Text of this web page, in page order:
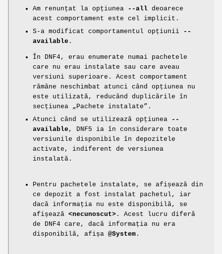
Am renunțat la opțiunea --all deoarece
acest comportament este cel implicit.
S-a modificat comportamentul opțiunii
--
available .
În DNF4, erau enumerate numai pachetele
care nu erau instalate sau care aveau
versiuni superioare. Acest comportament
rămâne neschimbat atunci când opțiunea nu
este utilizată, reducând duplicările în
secțiunea „Pachete instalate”.
Atunci când se utilizează opțiunea
--
available , DNF5 ia în considerare toate
versiunile disponibile în depozitele
activate, indiferent de versiunea
instalată.
Pentru pachetele instalate, se afișează din
ce depozit a fost instalat pachetul, iar
dacă informația nu este disponibilă, se
afișează <necunoscut> . Acest lucru diferă
de DNF4 care, dacă informația nu era
disponibilă, afișa @System .